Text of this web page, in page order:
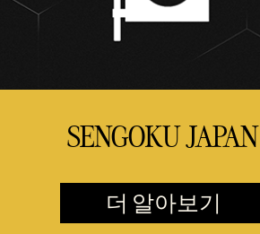
SENGOKU JAPAN
더 알아보기